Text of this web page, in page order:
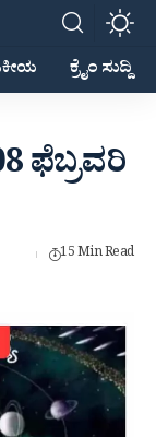
ಕ್ರೈಂ ಸುದ್ದಿ
ಫೆಬ್ರವರಿ
15 Min Read